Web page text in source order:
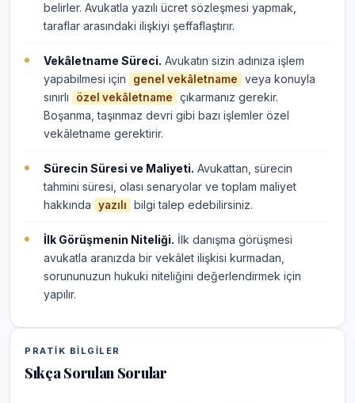
belirler. Avukatla yazılı ücret sözleşmesi yapmak,
taraflar arasındaki ilişkiyi şeffaflaştırır.
Vekâletname Süreci. Avukatın sizin adınıza işlem
yapabilmesi için
genel vekâletname
veya konuyla
sınırlı
özel vekâletname
çıkarmanız gerekir.
Boşanma, taşınmaz devri gibi bazı işlemler özel
vekâletname gerektirir.
Sürecin Süresi ve Maliyeti. Avukattan, sürecin
tahmini süresi, olası senaryolar ve toplam maliyet
hakkında
yazılı bilgi talep edebilirsiniz.
İlk Görüşmenin Niteliği. İlk danışma görüşmesi
avukatla aranızda bir vekâlet ilişkisi kurmadan,
sorununuzun hukuki niteliğini değerlendirmek için
yapılır.
PRATIK BILGILER
Sıkça Sorulan Sorular